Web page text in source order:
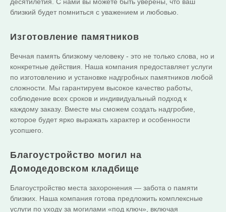
близкий будет помниться с уважением и любовью.
Изготовление памятников
Вечная память близкому человеку - это не только слова, но и
конкретные действия. Наша компания предоставляет услуги
по изготовлению и установке надгробных памятников любой
сложности. Мы гарантируем высокое качество работы,
соблюдение всех сроков и индивидуальный подход к
каждому заказу. Вместе мы сможем создать надгробие,
которое будет ярко выражать характер и особенности
усопшего.
Благоустройство могил на
Домодедовском кладбище
Благоустройство места захоронения — забота о памяти
близких. Наша компания готова предложить комплексные
услуги по уходу за могилами «под ключ», включая